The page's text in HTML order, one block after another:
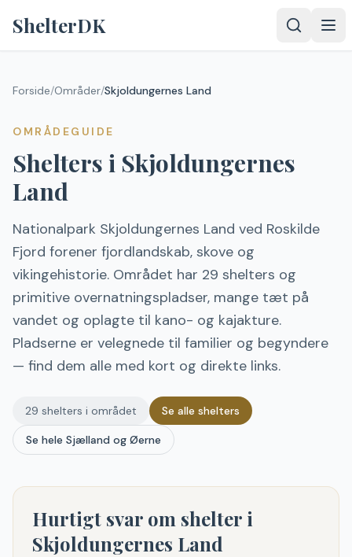
ShelterDK
Forside/Områder/Skjoldungernes Land
OMRÅDEGUIDE
Shelters i Skjoldungernes
Land
Nationalpark Skjoldungernes Land ved Roskilde
Fjord forener fjordlandskab, skove og
vikingehistorie. Området har 29 shelters og
primitive overnatningspladser, mange tæt på
vandet og oplagte til kano- og kajakture.
Pladserne er velegnede til familier og begyndere
— find dem alle med kort og direkte links.
29 shelters i området Se alle shelters
Se hele Sjælland og Øerne
Hurtigt svar om shelter i
Skjoldungernes Land